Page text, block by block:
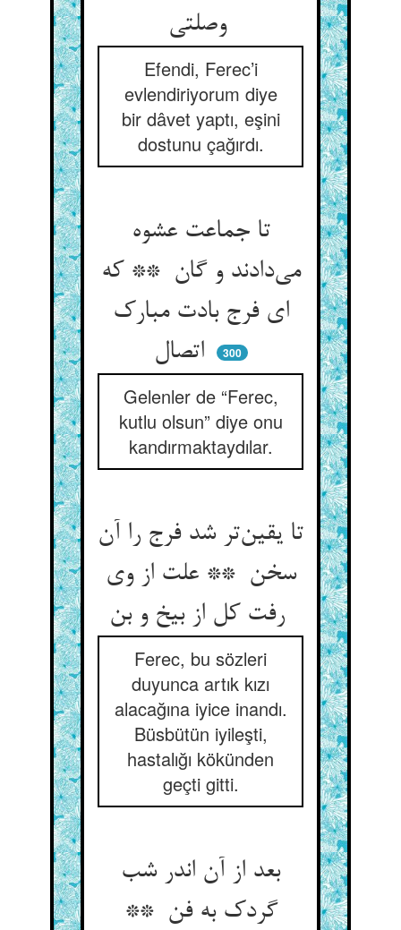
وصلتی
Efendi, Ferec’i
evlendiriyorum diye
bir dâvet yaptı, eşini
dostunu çağırdı.
تا جماعت عشوه
می‌دادند و گان ** که
ای فرج بادت مبارک
اتصال
300
Gelenler de “Ferec,
kutlu olsun” diye onu
kandırmaktaydılar.
تا یقین‌تر شد فرج را آن
سخن ** علت از وی
Ferec, bu sözleri
duyunca artık kızı
alacağına iyice inandı.
Büsbütün iyileşti,
hastalığı kökünden
geçti gitti.
بعد از آن اندر شب
گردک به فن **